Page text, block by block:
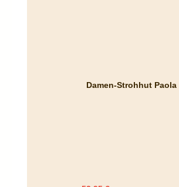
Damen-Strohhut Paola